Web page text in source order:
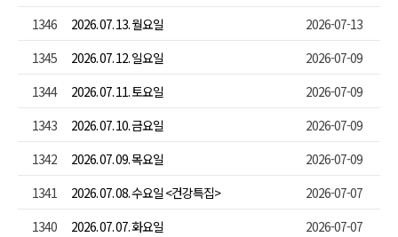
1346
2026. 07. 13. 월요일
2026-07-13
1345
2026. 07. 12. 일요일
2026-07-09
1344
2026. 07. 11. 토요일
2026-07-09
1343
2026. 07. 10. 금요일
2026-07-09
1342
2026. 07. 09. 목요일
2026-07-09
1341
2026. 07. 08. 수요일 <건강특집>
2026-07-07
1340
2026. 07. 07. 화요일 2026-07-07